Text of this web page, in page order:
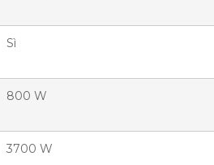
Sì
800 W
3700 W